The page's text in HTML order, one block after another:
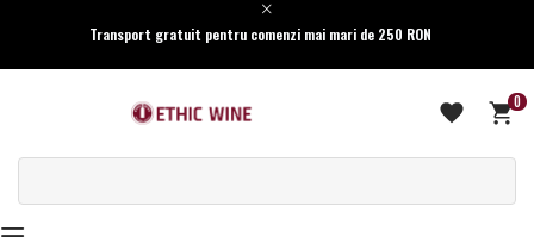
Transport gratuit pentru comenzi mai mari de 250 RON
0